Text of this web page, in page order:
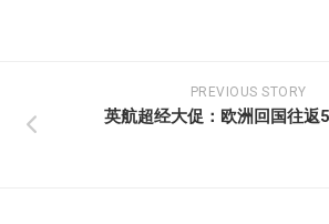
PREVIOUS STORY
英航超经大促：欧洲回国往返